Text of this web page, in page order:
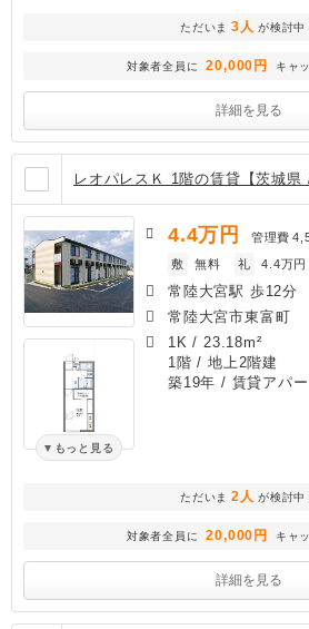
ただいま 3人 が検討中
対象者全員に 20,000円 キャ
詳細を見る
レオパレスＫ 1階の賃貸【茨城県
もっと見る
4.4万円 管理費
敷
無料 礼 4.4万円
常陸大宮駅 歩12分
常陸大宮市東富町
1K / 23.18m²
1階 / 地上2階建
築19年 / 賃貸アパー
ただいま 2人 が検討中
対象者全員に 20,000円 キャ
詳細を見る